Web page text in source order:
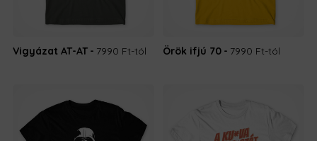
Vigyázat AT-AT 7990 Ft-tól Örök ifjú 70 7990 Ft-tól